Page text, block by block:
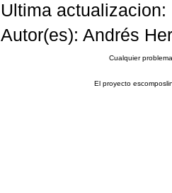
Ultima
Autor(es): Andrés
Cualquier
El proyecto